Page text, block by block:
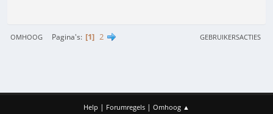
OMHOOG Pagina's 1 2 GEBRUIKERSACTIES
Help | Forumregels | Omhoog ▲